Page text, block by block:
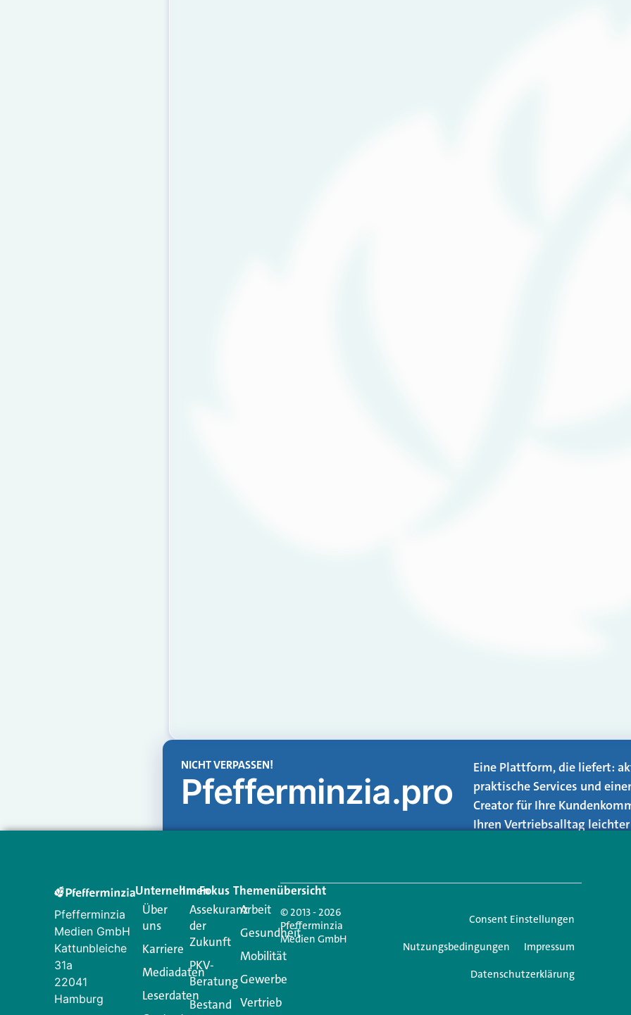
NICHT VERPASSEN!
Pfefferminzia.pro
Eine Plattform, die liefert:
praktische Services und
Creator für Ihre
Ihren Vertriebsalltag
Pfefferminzia
Medien GmbH
Kattunbleiche
31a
22041
Hamburg
Unternehmen
Über
uns
Karriere
Mediadaten
Leserdaten
Im Fokus
Assekuranz
der
Zukunft
PKV-
Beratung
Bestand
Themenübersicht
Arbeit
Gesundheit
Mobilität
Gewerbe
Vertrieb
© 2013 - 2026
Pfefferminzia
Medien GmbH
Consent Einstellungen
Nutzungsbedingungen
Impressum
Datenschutzerklärung